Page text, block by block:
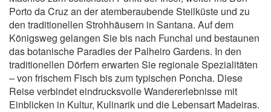
Porto da Cruz an der atemberaubende Steilküste und zu
den traditionellen Strohhäusern in Santana. Auf dem
Königsweg gelangen Sie bis nach Funchal und bestaunen
das botanische Paradies der Palheiro Gardens. In den
traditionellen Dörfern erwarten Sie regionale Spezialitäten
– von frischem Fisch bis zum typischen Poncha. Diese
Reise verbindet eindrucksvolle Wandererlebnisse mit
Einblicken in Kultur, Kulinarik und die Lebensart Madeiras.